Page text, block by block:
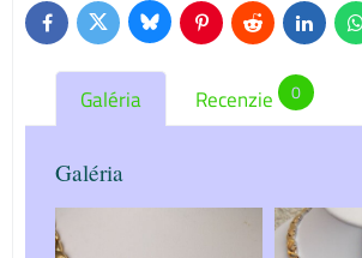
FacebookTwitterBlueskyPinterestReddit LinkedIn
Galéria Recenzie 0
Galéria